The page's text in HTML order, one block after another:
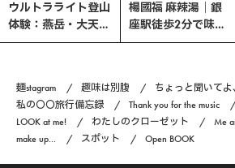
ウルトラライト登山
体験：燕岳・大天井
岳・常念岳を縦走す
楊國福 麻辣湯｜銀
座駅徒歩2分で味わ
う、選べる楽しさ×
麺stagram 趣味は別腹
ちょっと聞いてよ
私の〇〇旅行備忘録
Thank you for the music
LOOK at me!
わたしのクローゼット
Me
make up...
スポット Open BOOK